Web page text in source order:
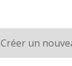
Créer un